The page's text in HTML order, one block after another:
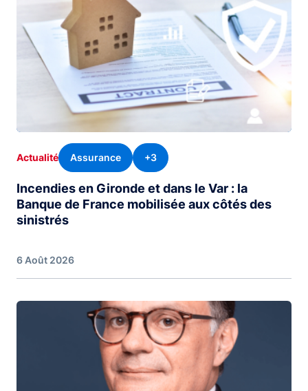
Actualité Assurance +3
Incendies en Gironde et dans le Var : la
Banque de France mobilisée aux côtés des
sinistrés
6 Août 2026
Image